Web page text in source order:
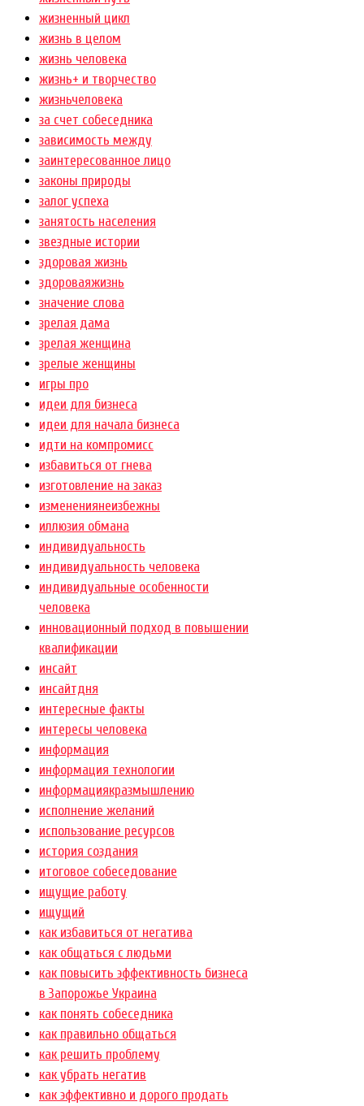
жизненный цикл
жизнь в целом
жизнь человека
жизнь+ и творчество
жизньчеловека
за счет собеседника
зависимость между
заинтересованное лицо
законы природы
залог успеха
занятость населения
звездные истории
здоровая жизнь
здороваяжизнь
значение слова
зрелая дама
зрелая женщина
зрелые женщины
игры про
идеи для бизнеса
идеи для начала бизнеса
идти на компромисс
избавиться от гнева
изготовление на заказ
изменениянеизбежны
иллюзия обмана
индивидуальность
индивидуальность человека
индивидуальные особенности
человека
инновационный подход в повышении
квалификации
инсайт
инсайтдня
интересные факты
интересы человека
информация
информация технологии
информациякразмышлению
исполнение желаний
использование ресурсов
история создания
итоговое собеседование
ищущие работу
ищущий
как избавиться от негатива
как общаться с людьми
как повысить эффективность бизнеса
в Запорожье Украина
как понять собеседника
как правильно общаться
как решить проблему
как убрать негатив
как эффективно и дорого продать